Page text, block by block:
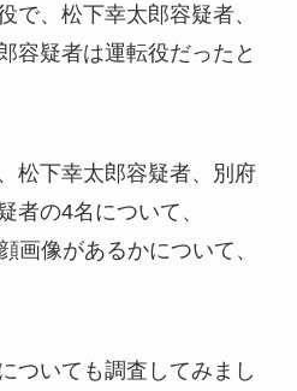
で、松下幸太郎容疑者、
容疑者は運転役だったと
松下幸太郎容疑者、別府
者の4名について、
画像があるかについて、
ついても調査してみまし